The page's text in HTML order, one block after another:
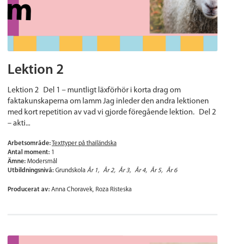
Lektion 2
Lektion 2 Del 1 – muntligt läxförhör i korta drag om
faktakunskaperna om lamm Jag inleder den andra lektionen
med kort repetition av vad vi gjorde föregående lektion. Del 2
– akti...
Arbetsområde: Texttyper på thailändska
Antal moment: 1
Ämne: Modersmål
Utbildningsnivå: Grundskola År 1 År 2 År 3 År 4 År 5 År 6
Producerat av: Anna Choravek, Roza Risteska